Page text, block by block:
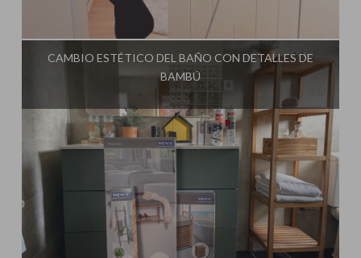
Influencer: Steffido
CAMBIO ESTÉTICO DEL BAÑO CON DETALLES DE
BAMBÚ